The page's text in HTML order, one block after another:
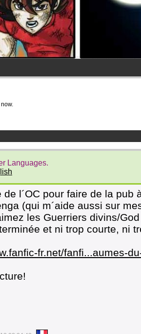
Languages.
de l´OC pour faire de la pub
(qui m´aide aussi sur
les Guerriers divins/
et ni trop courte, ni
fr.net/fanfi...aumes-